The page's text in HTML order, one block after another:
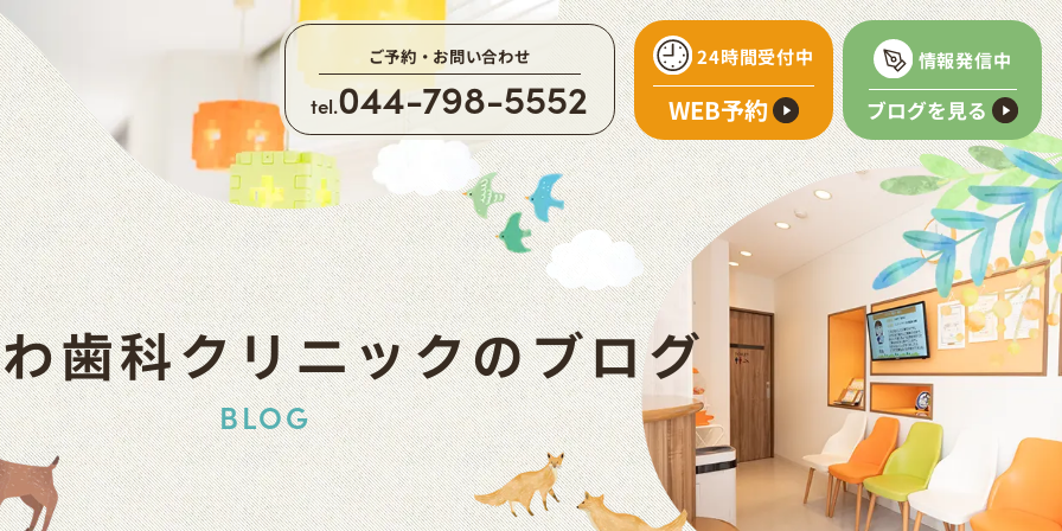
ご予約・お問い合わせ
tel.044-798-5552
24時間受付中
WEB予約
情報発信中
ブログを見る
歯科クリニックのブログ
BLOG